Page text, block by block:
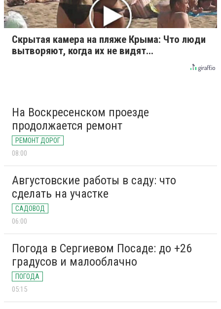
Скрытая камера на пляже Крыма: Что люди
вытворяют, когда их не видят...
На Воскресенском проезде
продолжается ремонт
РЕМОНТ ДОРОГ
08:00
Августовские работы в саду: что
сделать на участке
САДОВОД
06:00
Погода в Сергиевом Посаде: до +26
градусов и малооблачно
ПОГОДА
05:15